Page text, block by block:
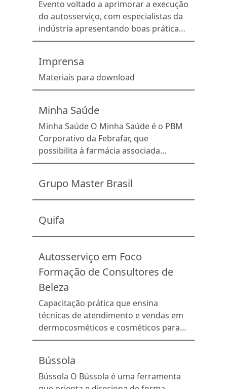
Evento voltado a aprimorar a execução
do autosserviço, com especialistas da
indústria apresentando boas práticas
e estratégias de exposição inteligente
Imprensa
Materiais para download
Minha Saúde
Minha Saúde O Minha Saúde é o PBM
Corporativo da Febrafar, que
possibilita à farmácia associada
oferecer descontos exclusivos em
clientes com planos de saúde,
empresas parceiras e grupos de
descontos diferenciados nos
medicamentos, a farmácia estimula o
fidelização […]
Grupo Master Brasil
Quifa
Autosserviço em Foco
Formação de Consultores de
Beleza
Capacitação prática que ensina
técnicas de atendimento e vendas em
dermocosméticos e cosméticos para
impulsionar resultados e encantar o
Bússola
Bússola O Bússola é uma ferramenta